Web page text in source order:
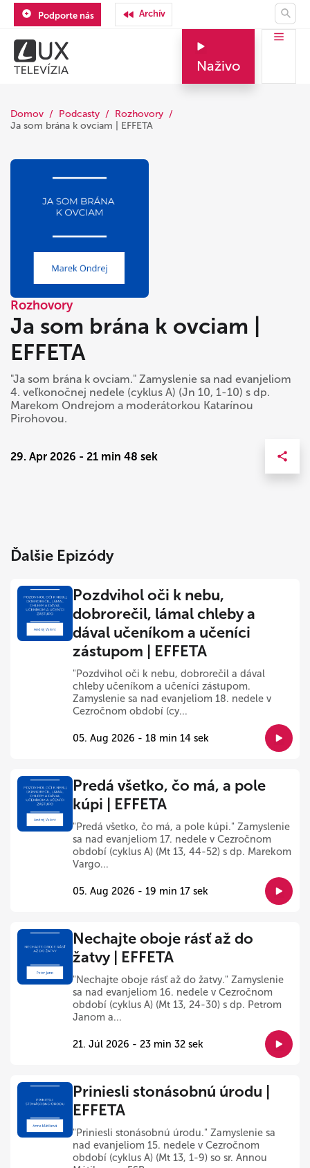
Podporte nás Archív
Naživo
Domov Podcasty
Rozhovory
Ja som brána k ovciam | EFFETA
Rozhovory
Ja som brána k ovciam |
EFFETA
"Ja som brána k ovciam." Zamyslenie sa nad evanjeliom
4. veľkonočnej nedele (cyklus A) (Jn 10, 1-10) s dp.
Marekom Ondrejom a moderátorkou Katarínou
Pirohovou.
29. Apr 2026 - 21 min 48 sek
Ďalšie Epizódy
Pozdvihol oči k nebu,
dobrorečil, lámal chleby a
dával učeníkom a učeníci
zástupom | EFFETA
"Pozdvihol oči k nebu, dobrorečil a dával
chleby učeníkom a učeníci zástupom.
Zamyslenie sa nad evanjeliom 18. nedele v
Cezročnom období (cy...
05. Aug 2026 - 18 min 14 sek
Predá všetko, čo má, a pole
kúpi | EFFETA
"Predá všetko, čo má, a pole kúpi." Zamyslenie
sa nad evanjeliom 17. nedele v Cezročnom
období (cyklus A) (Mt 13, 44-52) s dp. Marekom
Vargo...
05. Aug 2026 - 19 min 17 sek
Nechajte oboje rásť až do
žatvy | EFFETA
"Nechajte oboje rásť až do žatvy." Zamyslenie
sa nad evanjeliom 16. nedele v Cezročnom
období (cyklus A) (Mt 13, 24-30) s dp. Petrom
Janom a...
21. Júl 2026 - 23 min 32 sek
Priniesli stonásobnú úrodu |
EFFETA
"Priniesli stonásobnú úrodu." Zamyslenie sa
nad evanjeliom 15. nedele v Cezročnom
období (cyklus A) (Mt 13, 1-9) so sr. Annou